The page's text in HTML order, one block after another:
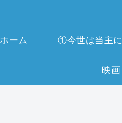
ホーム